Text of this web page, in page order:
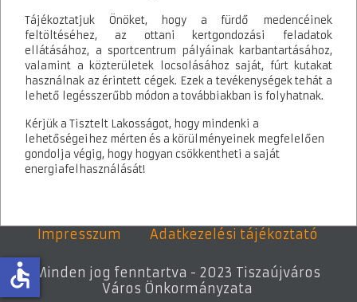
Tiszaújváros Város Önkormányzata
3580 Tiszaújváros, Bethlen G. út 7.
Telefon:(49) 548- 000
Fax:( 49) 548 - 001
Impresszum Adatkezelési tájékoztató
Minden jog fenntartva - 2023 Tiszaújváros
Város Önkormányzata
Tájékoztatjuk Önöket, hogy a fürdő medencéinek
feltöltéséhez, az ottani kertgondozási feladatok
ellátásához, a sportcentrum pályáinak karbantartásához,
valamint a közterületek locsolásához saját, fúrt kutakat
használnak az érintett cégek. Ezek a tevékenységek tehát a
lehető legésszerűbb módon a továbbiakban is folyhatnak.
Kérjük a Tisztelt Lakosságot, hogy mindenki a
lehetőségeihez mérten és a körülményeinek megfelelően
gondolja végig, hogy hogyan csökkentheti a saját
energiafelhasználását!
accessible